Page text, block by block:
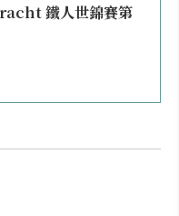
鐵人世錦賽第